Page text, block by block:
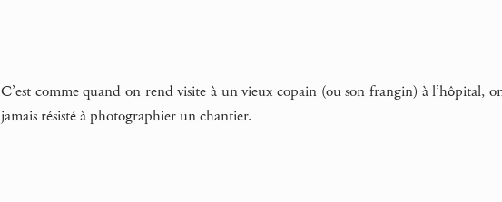
C’est comme quand on rend visite à un vieux copain (ou son frangin) à l’hôpital,
jamais résisté à photographier un chantier.